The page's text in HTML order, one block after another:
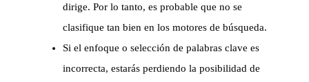
dirige. Por lo tanto, es probable que no se
clasifique tan bien en los motores de búsqueda.
Si el enfoque o selección de palabras clave es
incorrecta, estarás perdiendo la posibilidad de